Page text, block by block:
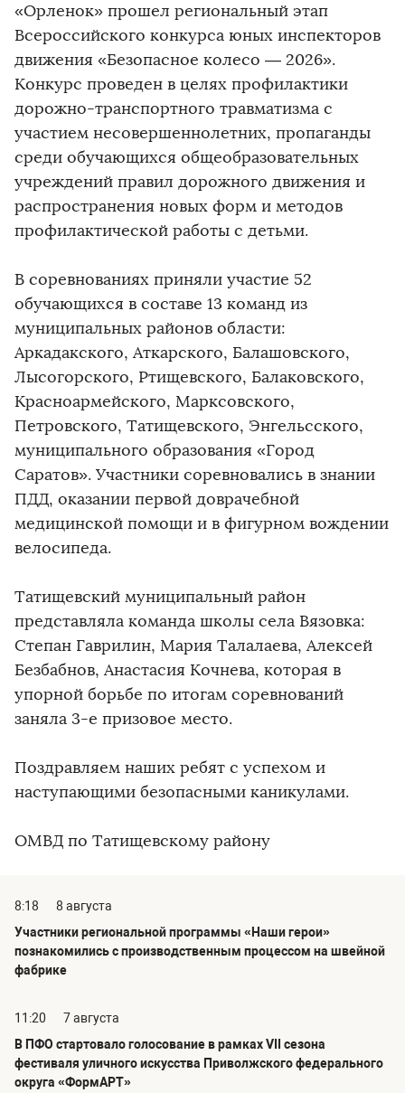
«Орленок» прошел региональный этап
Всероссийского конкурса юных инспекторов
движения «Безопасное колесо — 2026».
Конкурс проведен в целях профилактики
дорожно-транспортного травматизма с
участием несовершеннолетних, пропаганды
среди обучающихся общеобразовательных
учреждений правил дорожного движения и
распространения новых форм и методов
профилактической работы с детьми.
В соревнованиях приняли участие 52
обучающихся в составе 13 команд из
муниципальных районов области:
Аркадакского, Аткарского, Балашовского,
Лысогорского, Ртищевского, Балаковского,
Красноармейского, Марксовского,
Петровского, Татищевского, Энгельсского,
муниципального образования «Город
Саратов». Участники соревновались в знании
ПДД, оказании первой доврачебной
медицинской помощи и в фигурном вождении
велосипеда.
Татищевский муниципальный район
представляла команда школы села Вязовка:
Степан Гаврилин, Мария Талалаева, Алексей
Безбабнов, Анастасия Кочнева, которая в
упорной борьбе по итогам соревнований
заняла 3-е призовое место.
Поздравляем наших ребят с успехом и
наступающими безопасными каникулами.
ОМВД по Татищевскому району
8:18
8 августа
Участники региональной программы «Наши герои»
познакомились с производственным процессом на швейной
фабрике
11:20
7 августа
В ПФО стартовало голосование в рамках VII сезона
фестиваля уличного искусства Приволжского федерального
округа «ФормАРТ»